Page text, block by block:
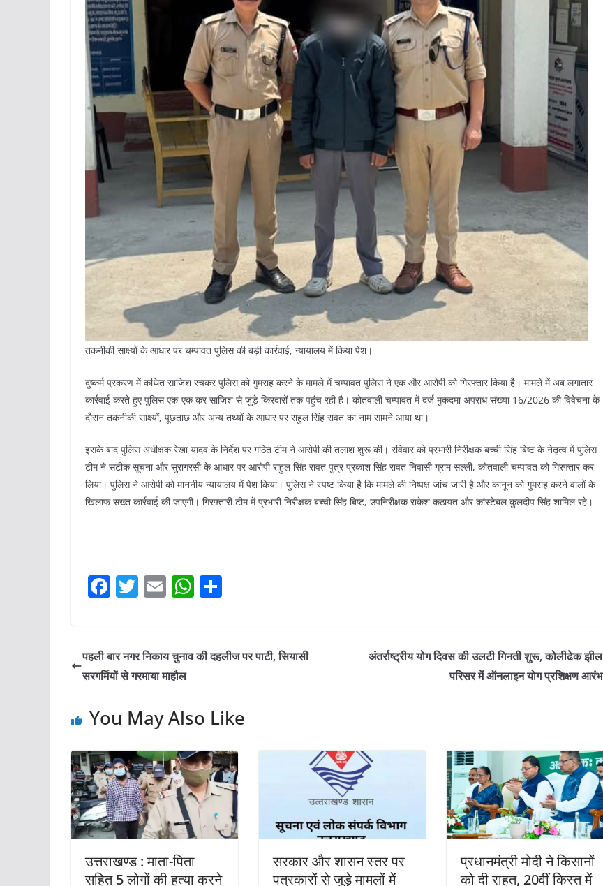
तकनीकी साक्ष्यों के आधार पर चम्पावत पुलिस की बड़ी कार्रवाई, न्यायालय में किया पेश।
दुष्कर्म प्रकरण में कथित साजिश रचकर पुलिस को गुमराह करने के मामले में चम्पावत पुलिस ने एक और आरोपी को गिरफ्तार किया है। मामले में अब लगातार
कार्रवाई करते हुए पुलिस एक-एक कर साजिश से जुड़े किरदारों तक पहुंच रही है। कोतवाली चम्पावत में दर्ज मुकदमा अपराध संख्या 16/2026 की विवेचना के
दौरान तकनीकी साक्ष्यों, पूछताछ और अन्य तथ्यों के आधार पर राहुल सिंह रावत का नाम सामने आया था।
इसके बाद पुलिस अधीक्षक रेखा यादव के निर्देश पर गठित टीम ने आरोपी की तलाश शुरू की। रविवार को प्रभारी निरीक्षक बच्ची सिंह बिष्ट के नेतृत्व में पुलिस
टीम ने सटीक सूचना और सुरागरसी के आधार पर आरोपी राहुल सिंह रावत पुत्र प्रकाश सिंह रावत निवासी ग्राम सल्ली, कोतवाली चम्पावत को गिरफ्तार कर
लिया। पुलिस ने आरोपी को माननीय न्यायालय में पेश किया। पुलिस ने स्पष्ट किया है कि मामले की निष्पक्ष जांच जारी है और कानून को गुमराह करने वालों के
खिलाफ सख्त कार्रवाई की जाएगी। गिरफ्तारी टीम में प्रभारी निरीक्षक बच्ची सिंह बिष्ट, उपनिरीक्षक राकेश कठायत और कांस्टेबल कुलदीप सिंह शामिल रहे।
F
e
b
o
k
T
er
E
l
W
s
p
e
पहली बार नगर निकाय चुनाव की दहलीज पर पाटी, सियासी
सरगर्मियों से गरमाया माहौल
अंतर्राष्ट्रीय योग दिवस की उलटी गिनती शुरू, कोलीढेक झील
परिसर में ऑनलाइन योग प्रशिक्षण आरंभ
You May Also Like
उत्तराखण्ड : माता-पिता
सहित 5 लोगों की हत्या करने
सरकार और शासन स्तर पर
पत्रकारों से जुड़े मामलों में
प्रधानमंत्री मोदी ने किसानों
को दी राहत, 20वीं किस्त में